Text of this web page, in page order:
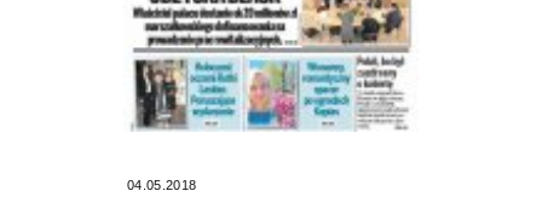
04.05.2018